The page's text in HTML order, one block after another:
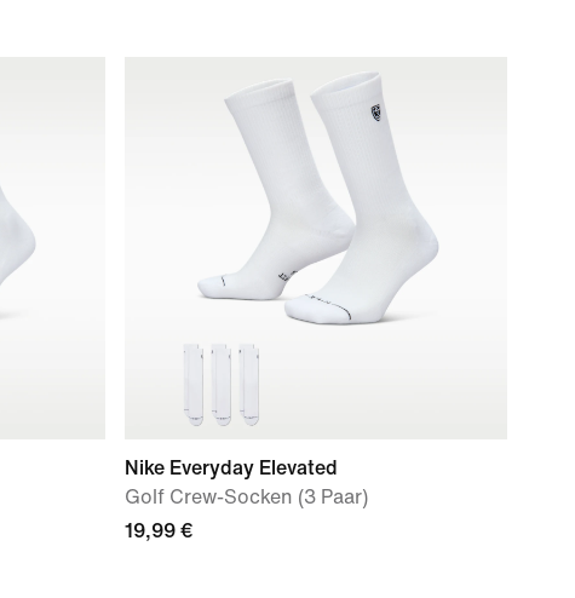
Nike Everyday Elevated
Golf Crew-Socken (3 Paar)
19,99 €